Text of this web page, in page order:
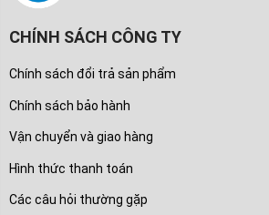
CHÍNH SÁCH CÔNG TY
Chính sách đổi trả sản phẩm
Chính sách bảo hành
Vận chuyển và giao hàng
Hình thức thanh toán
Các câu hỏi thường gặp